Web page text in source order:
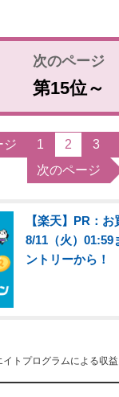
第15位～
ジ 1 2 3
次のページ
【楽天】PR：
8/11（火）
ントリーから！
トプログラムによる収